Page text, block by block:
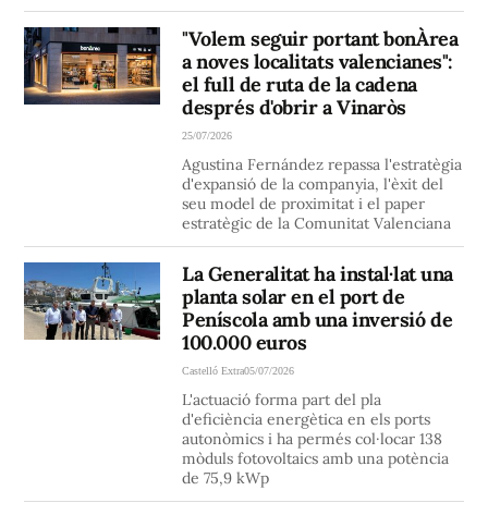
"Volem seguir portant bonÀrea
a noves localitats valencianes":
el full de ruta de la cadena
després d'obrir a Vinaròs
25/07/2026
Agustina Fernández repassa l'estratègia
d'expansió de la companyia, l'èxit del
seu model de proximitat i el paper
estratègic de la Comunitat Valenciana
La Generalitat ha instal·lat una
planta solar en el port de
Peníscola amb una inversió de
100.000 euros
Castelló Extra05/07/2026
L'actuació forma part del pla
d'eficiència energètica en els ports
autonòmics i ha permés col·locar 138
mòduls fotovoltaics amb una potència
de 75,9 kWp